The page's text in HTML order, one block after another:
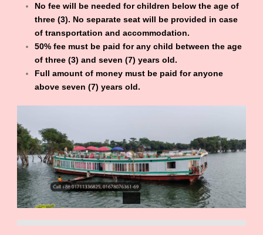
No fee will be needed for children below the age of
three (3). No separate seat will be provided in case
of transportation and accommodation.
50% fee must be paid for any child between the age
of three (3) and seven (7) years old.
Full amount of money must be paid for anyone
above seven (7) years old.